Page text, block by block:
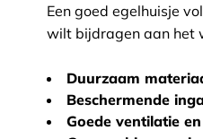
Een goed egelhuisje
wilt bijdragen aan het
Duurzaam
Beschermende
Goede ventilatie